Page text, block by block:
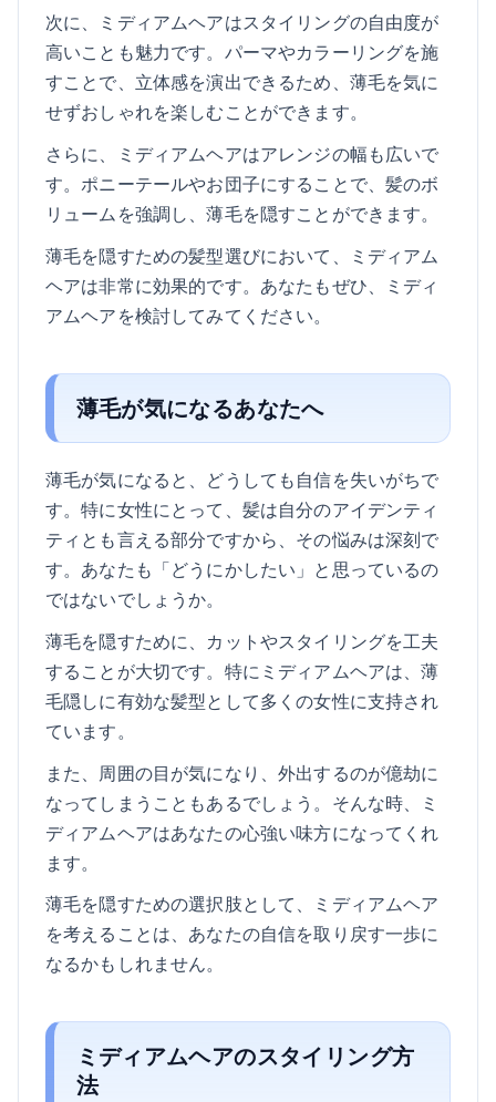
次に、ミディアムヘアはスタイリングの自由度が
高いことも魅力です。パーマやカラーリングを施
すことで、立体感を演出できるため、薄毛を気に
せずおしゃれを楽しむことができます。
さらに、ミディアムヘアはアレンジの幅も広いで
す。ポニーテールやお団子にすることで、髪のボ
リュームを強調し、薄毛を隠すことができます。
薄毛を隠すための髪型選びにおいて、ミディアム
ヘアは非常に効果的です。あなたもぜひ、ミディ
アムヘアを検討してみてください。
薄毛が気になるあなたへ
薄毛が気になると、どうしても自信を失いがちで
す。特に女性にとって、髪は自分のアイデンティ
ティとも言える部分ですから、その悩みは深刻で
す。あなたも「どうにかしたい」と思っているの
ではないでしょうか。
薄毛を隠すために、カットやスタイリングを工夫
することが大切です。特にミディアムヘアは、薄
毛隠しに有効な髪型として多くの女性に支持され
ています。
また、周囲の目が気になり、外出するのが億劫に
なってしまうこともあるでしょう。そんな時、ミ
ディアムヘアはあなたの心強い味方になってくれ
ます。
薄毛を隠すための選択肢として、ミディアムヘア
を考えることは、あなたの自信を取り戻す一歩に
なるかもしれません。
ミディアムヘアのスタイリング方
法